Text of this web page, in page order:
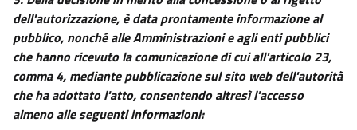
19
20
21
22
23
dell'autorizzazione, è data prontamente informazione al
pubblico, nonché alle Amministrazioni e agli enti pubblici
che hanno ricevuto la comunicazione di cui all'articolo 23,
comma 4, mediante pubblicazione sul sito web dell'autorità
che ha adottato l'atto, consentendo altresì l'accesso
almeno alle seguenti informazioni: